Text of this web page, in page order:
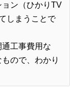
ン（ひかりTV
しまうことで
工事費用な
もので、わかり